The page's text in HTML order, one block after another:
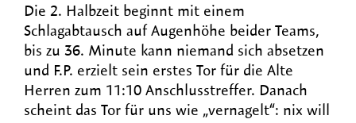
Die 2. Halbzeit beginnt mit einem
Schlagabtausch auf Augenhöhe beider Teams,
bis zu 36. Minute kann niemand sich absetzen
und F.P. erzielt sein erstes Tor für die Alte
Herren zum 11:10 Anschlusstreffer. Danach
scheint das Tor für uns wie „vernagelt“: nix will